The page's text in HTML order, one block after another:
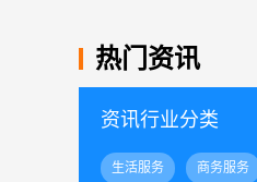
热门资讯
资讯行业分类
生活服务 商务服务